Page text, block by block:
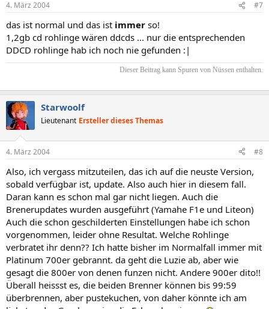
4. März 2004 #7
das ist normal und das ist immer so!
1,2gb cd rohlinge wären ddcds ... nur die entsprechenden
DDCD rohlinge hab ich noch nie gefunden :|
Dieser Beitrag kann Spuren von Nüssen enthalten.​
Starwoolf
Lieutenant Ersteller dieses Themas
4. März 2004 #8
Also, ich vergass mitzuteilen, das ich auf die neuste Version,
sobald verfügbar ist, update. Also auch hier in diesem fall.
Daran kann es schon mal gar nicht liegen. Auch die
Brenerupdates wurden ausgeführt (Yamahe F1e und Liteon)
Auch die schon geschilderten Einstellungen habe ich schon
vorgenommen, leider ohne Resultat. Welche Rohlinge
verbratet ihr denn?? Ich hatte bisher im Normalfall immer mit
Platinum 700er gebrannt. da geht die Luzie ab, aber wie
gesagt die 800er von denen funzen nicht. Andere 900er dito!!
Überall heissst es, die beiden Brenner können bis 99:59
überbrennen, aber pustekuchen, von daher könnte ich am